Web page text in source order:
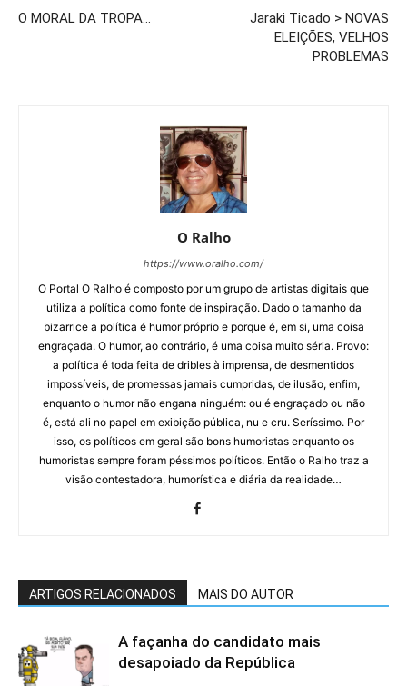
O MORAL DA TROPA…
Jaraki Ticado > NOVAS
ELEIÇÕES, VELHOS
PROBLEMAS
O Ralho
https://www.oralho.com/
O Portal O Ralho é composto por um grupo de artistas digitais que
utiliza a política como fonte de inspiração. Dado o tamanho da
bizarrice a política é humor próprio e porque é, em si, uma coisa
engraçada. O humor, ao contrário, é uma coisa muito séria. Provo:
a política é toda feita de dribles à imprensa, de desmentidos
impossíveis, de promessas jamais cumpridas, de ilusão, enfim,
enquanto o humor não engana ninguém: ou é engraçado ou não
é, está ali no papel em exibição pública, nu e cru. Seríssimo. Por
isso, os políticos em geral são bons humoristas enquanto os
humoristas sempre foram péssimos políticos. Então o Ralho traz a
visão contestadora, humorística e diária da realidade…
ARTIGOS RELACIONADOS MAIS DO AUTOR
A façanha do candidato mais
desapoiado da República